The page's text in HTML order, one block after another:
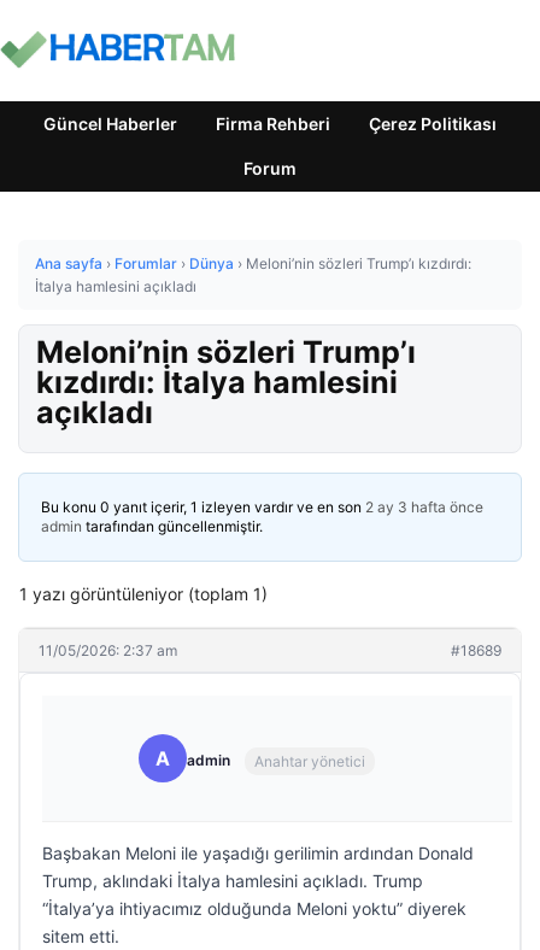
Güncel Haberler Firma Rehberi Çerez Politikası
Forum
Ana sayfa › Forumlar › Dünya › Meloni’nin sözleri Trump’ı kızdırdı:
İtalya hamlesini açıkladı
Meloni’nin sözleri Trump’ı
kızdırdı: İtalya hamlesini
açıkladı
Bu konu 0 yanıt içerir, 1 izleyen vardır ve en son 2 ay 3 hafta önce
admin tarafından güncellenmiştir.
1 yazı görüntüleniyor (toplam 1)
11/05/2026: 2:37 am #18689
A admin Anahtar yönetici
Başbakan Meloni ile yaşadığı gerilimin ardından Donald
Trump, aklındaki İtalya hamlesini açıkladı. Trump
“İtalya’ya ihtiyacımız olduğunda Meloni yoktu” diyerek
sitem etti.